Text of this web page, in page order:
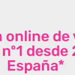
online de
España*